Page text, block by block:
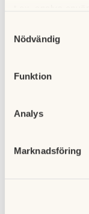
cookies och välja
Nödvändig
Funktion
Analys
Marknadsföring
Möte med